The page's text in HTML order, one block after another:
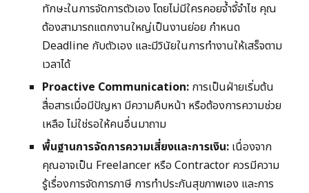
ทักษะในการจัดการตัวเอง โดยไม่มีใครคอยจ้ำจี้จำไช คุณ
ต้องสามารถแตกงานใหญ่เป็นงานย่อย กำหนด
Deadline กับตัวเอง และมีวินัยในการทำงานให้เสร็จตาม
เวลาได้
Proactive Communication: การเป็นฝ่ายเริ่มต้น
สื่อสารเมื่อมีปัญหา มีความคืบหน้า หรือต้องการความช่วย
เหลือ ไม่ใช่รอให้คนอื่นมาถาม
พื้นฐานการจัดการความเสี่ยงและการเงิน: เนื่องจาก
คุณอาจเป็น Freelancer หรือ Contractor ควรมีความ
รู้เรื่องการจัดการภาษี การทำประกันสุขภาพเอง และการ